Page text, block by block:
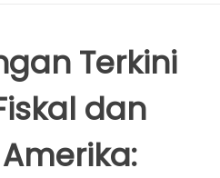
Terkini
dan